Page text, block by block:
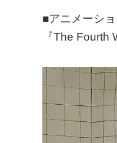
■アニメーシ
『The Fourth